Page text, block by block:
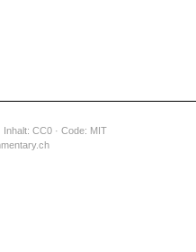
Inhalt: CC0 · Code: MIT